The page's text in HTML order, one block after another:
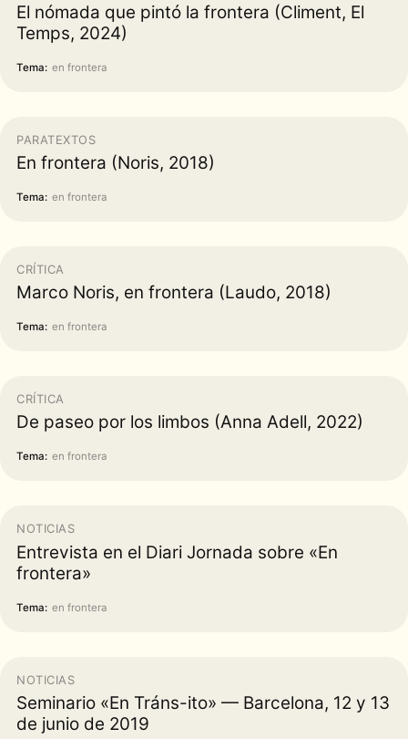
El nómada que pintó la frontera (Climent, El
Temps, 2024)
Tema: en frontera
PARATEXTOS
En frontera (Noris, 2018)
Tema: en frontera
CRÍTICA
Marco Noris, en frontera (Laudo, 2018)
Tema: en frontera
CRÍTICA
De paseo por los limbos (Anna Adell, 2022)
Tema: en frontera
NOTICIAS
Entrevista en el Diari Jornada sobre «En
frontera»
Tema: en frontera
NOTICIAS
Seminario «En Tráns-ito» — Barcelona, 12 y 13
de junio de 2019